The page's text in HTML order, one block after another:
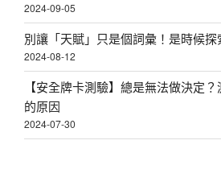
2024-09-05
別讓「天賦」只是個詞彙！是時候
2024-08-12
【安全牌卡測驗】總是無法做決定
的原因
2024-07-30